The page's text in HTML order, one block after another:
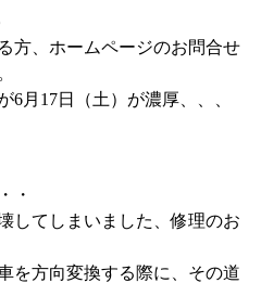
方、ホームページのお問合せ
6月17日（土）が濃厚、、、
・
してしまいました、修理のお
を方向変換する際に、その道